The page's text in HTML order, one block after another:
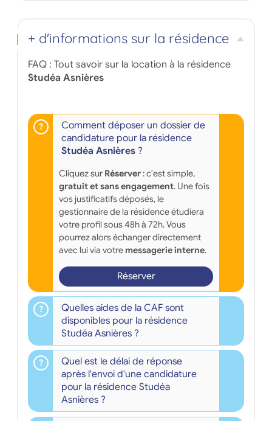
+ d'informations sur la résidence
FAQ : Tout savoir sur la location à la résidence
Studéa Asnières
Comment déposer un dossier de
candidature pour la résidence
Studéa Asnières?
Cliquez sur Réserver: c'est simple,
gratuit et sans engagement. Une fois
vos justificatifs déposés, le
gestionnaire de la résidence étudiera
votre profil sous 48h à 72h. Vous
pourrez alors échanger directement
avec lui via votre messagerie interne.
Réserver
Quelles aides de la CAF sont
disponibles pour la résidence
Studéa Asnières ?
Quel est le délai de réponse
après l'envoi d'une candidature
pour la résidence Studéa
Asnières ?